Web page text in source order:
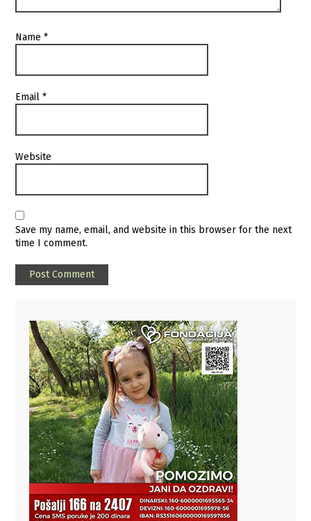
Name*
Email*
Website
Save my name, email, and website in this browser for the next
time I comment.